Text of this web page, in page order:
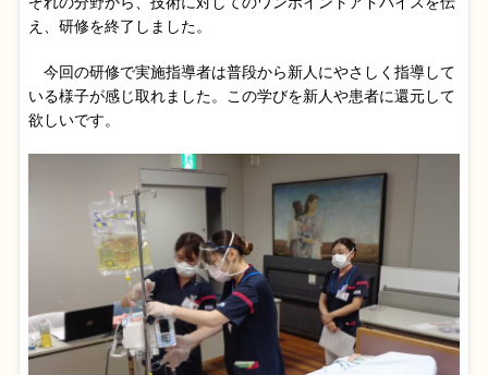
え、研修を終了しました。
今回の研修で実施指導者は普段から新人にやさしく指導して
いる様子が感じ取れました。この学びを新人や患者に還元して
欲しいです。